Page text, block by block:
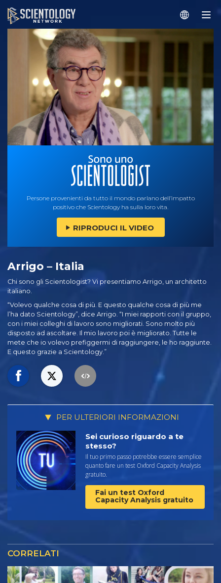
Persone provenienti da tutto il mondo parlano dell’impatto
positivo che Scientology ha sulla loro vita.
RIPRODUCI IL VIDEO
Arrigo – Italia
Chi sono gli Scientologist? Vi presentiamo Arrigo, un architetto
italiano.
“Volevo qualche cosa di più. E questo qualche cosa di più me
l’ha dato Scientology”, dice Arrigo. “I miei rapporti con il gruppo,
con i miei colleghi di lavoro sono migliorati. Sono molto più
disposto ad ascoltare. Il mio lavoro poi è migliorato. Tutte le
mete che io volevo prefiggermi di raggiungere, le ho raggiunte.
E questo grazie a Scientology.”
PER ULTERIORI INFORMAZIONI
Sei curioso riguardo a te
stesso?
Il tuo primo passo potrebbe essere semplice
quanto fare un test Oxford Capacity Analysis
gratuito.
Fai un test Oxford
Capacity Analysis gratuito
CORRELATI